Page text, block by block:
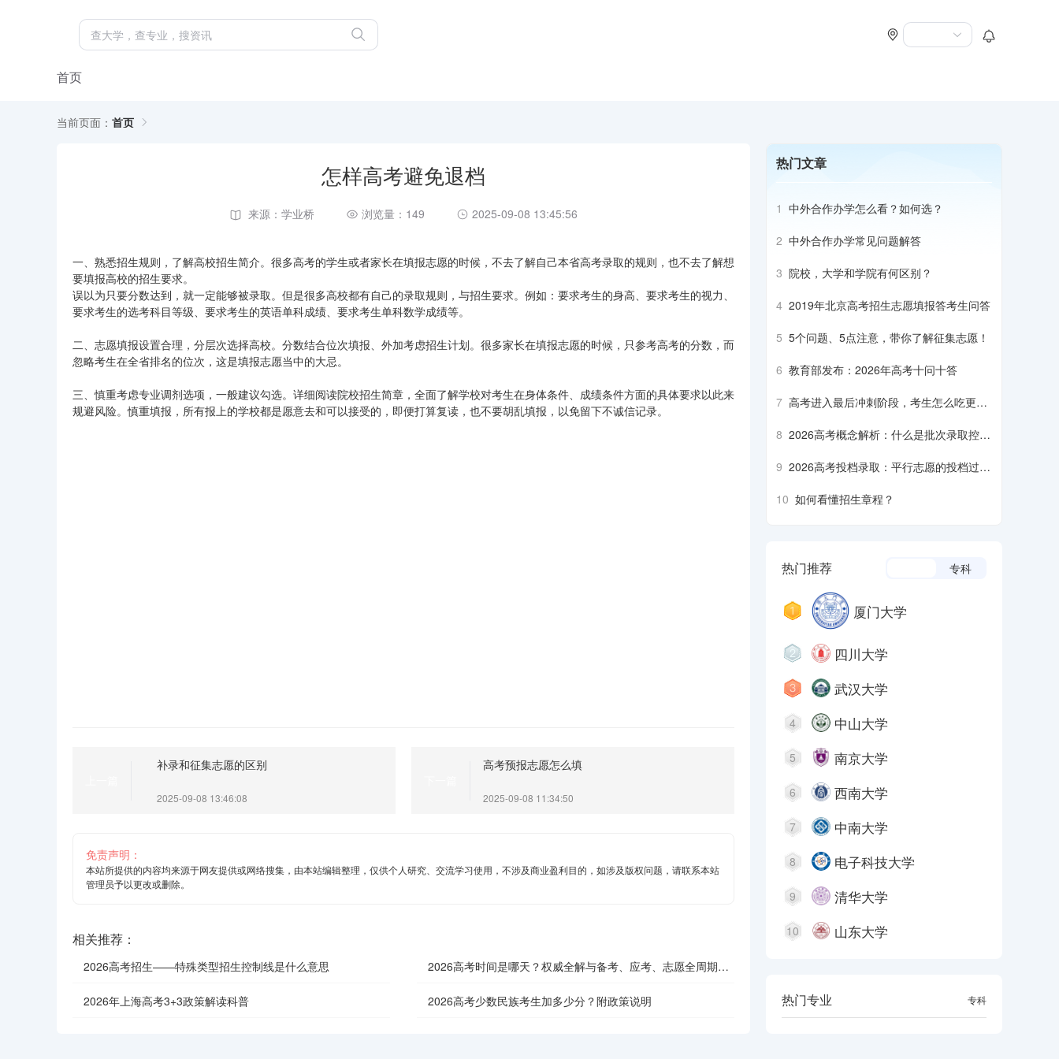
首页
当前页面： 首页
怎样高考避免退档
来源：学业桥 浏览量：149 2025-09-08 13:45:56
一、熟悉招生规则，了解高校招生简介。很多高考的学生或者家长在填报志愿的时候，不去了解自己本省高考录取的规则，也不去了解想
要填报高校的招生要求。
误以为只要分数达到，就一定能够被录取。但是很多高校都有自己的录取规则，与招生要求。例如：要求考生的身高、要求考生的视力、
要求考生的选考科目等级、要求考生的英语单科成绩、要求考生单科数学成绩等。
二、志愿填报设置合理，分层次选择高校。分数结合位次填报、外加考虑招生计划。很多家长在填报志愿的时候，只参考高考的分数，而
忽略考生在全省排名的位次，这是填报志愿当中的大忌。
三、慎重考虑专业调剂选项，一般建议勾选。详细阅读院校招生简章，全面了解学校对考生在身体条件、成绩条件方面的具体要求以此来
规避风险。慎重填报，所有报上的学校都是愿意去和可以接受的，即便打算复读，也不要胡乱填报，以免留下不诚信记录。
补录和征集志愿的区别
2025-09-08 13:46:08
高考预报志愿怎么填
2025-09-08 11:34:50
免责声明：
本站所提供的内容均来源于网友提供或网络搜集，由本站编辑整理，仅供个人研究、交流学习使用，不涉及商业盈利目的，如涉及版权问题，请联系本站
管理员予以更改或删除。
相关推荐：
2026高考招生——特殊类型招生控制线是什么意思 2026高考时间是哪天？权威全解与备考、应考、志愿全周期指
南
2026年上海高考3+3政策解读科普 2026高考少数民族考生加多少分？附政策说明
热门文章
1 中外合作办学怎么看？如何选？
2 中外合作办学常见问题解答
3 院校，大学和学院有何区别？
4 2019年北京高考招生志愿填报答考生问答
5 5个问题、5点注意，带你了解征集志愿！
6 教育部发布：2026年高考十问十答
7 高考进入最后冲刺阶段，考生怎么吃更营
8 2026高考概念解析：什么是批次录取控制
9 2026高考投档录取：平行志愿的投档过程
10 如何看懂招生章程？
热门推荐 专科
厦门大学
四川大学
武汉大学
4 中山大学
5 南京大学
6 西南大学
7 中南大学
8 电子科技大学
9 清华大学
10 山东大学
热门专业 专科